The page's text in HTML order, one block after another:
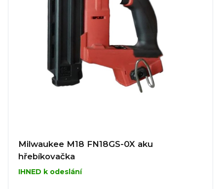
Milwaukee M18 FN18GS-0X aku
hřebíkovačka
IHNED k odeslání